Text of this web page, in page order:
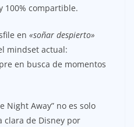
100% compartible.
en «soñar despierto»
mindset actual:
en busca de momentos
Night Away” no es solo
clara de Disney por